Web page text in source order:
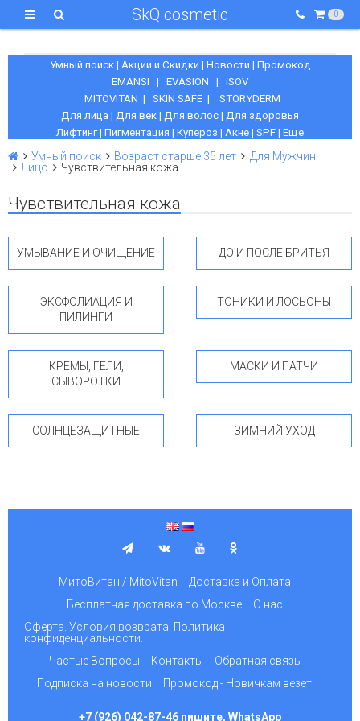
SkQ cosmetic 0
Умный поиск| Акции и Скидки | Новости | Промокод
EMANSI | EVASION | iSOV
MITOVITAN | SKIN SAFE | STORYDERM
Для лица | Для век | Для волос | Для здоровья
Лифтинг| Пигментация | Купероз | Акне | SPF | Еще
Умный поиск Возраст старше 35 лет
Для Мужчин
Лицо
Чувствительная кожа
Чувствительная кожа
УМЫВАНИЕ И ОЧИЩЕНИЕ ДО И ПОСЛЕ БРИТЬЯ
ЭКСФОЛИАЦИЯ И
ПИЛИНГИ
ТОНИКИ И ЛОСЬОНЫ
КРЕМЫ, ГЕЛИ,
СЫВОРОТКИ
МАСКИ И ПАТЧИ
СОЛНЦЕЗАЩИТНЫЕ ЗИМНИЙ УХОД
МитоВитан / MitoVitan
Доставка и Оплата
Бесплатная доставка по Москве
О нас
Оферта. Условия возврата. Политика
конфиденциальности.
Частые Вопросы
Контакты
Обратная связь
Подписка на новости
Промокод - Новичкам везет
+7 (926) 042-87-46 пишите, WhatsApp